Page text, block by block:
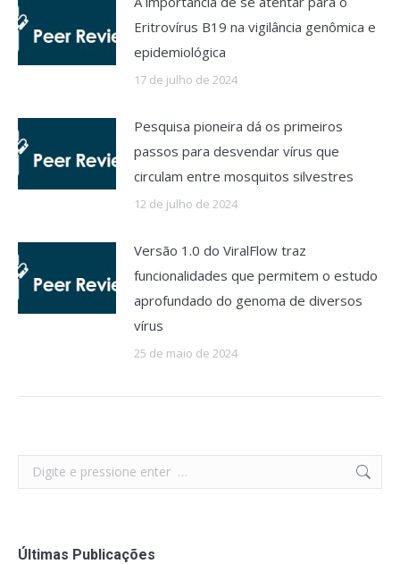
Eritrovírus B19 na vigilância genômica e
epidemiológica
17 de julho de 2024
Pesquisa pioneira dá os primeiros
passos para desvendar vírus que
circulam entre mosquitos silvestres
12 de julho de 2024
Versão 1.0 do ViralFlow traz
funcionalidades que permitem o estudo
aprofundado do genoma de diversos
vírus
25 de maio de 2024
Search:
Últimas Publicações